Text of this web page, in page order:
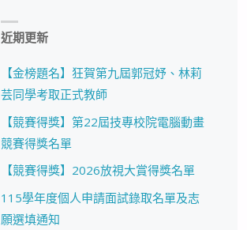
近期更新
【金榜題名】狂賀第九屆郭冠妤、林莉
芸同學考取正式教師
【競賽得獎】第22屆技專校院電腦動畫
競賽得獎名單
【競賽得獎】2026放視大賞得獎名單
115學年度個人申請面試錄取名單及志
願選填通知